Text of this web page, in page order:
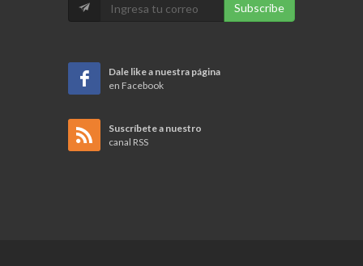
Subscribe
Dale like a nuestra página
en Facebook
Suscríbete a nuestro
canal RSS